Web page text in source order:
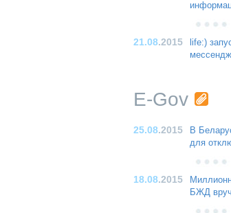
21.08.2015
life:)
E-Gov
25.08.2015
В
для
18.08.2015
БЖД